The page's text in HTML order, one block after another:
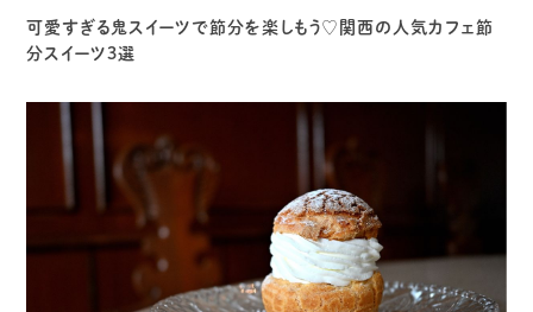
可愛すぎる鬼スイーツで節分を楽しもう♡関西の人気カフェ節
分スイーツ3選